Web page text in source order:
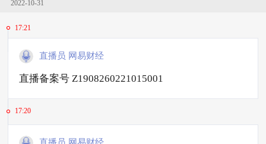
2022-10-31
17:21
直播员 网易财经
直播备案号 Z1908260221015001
17:20